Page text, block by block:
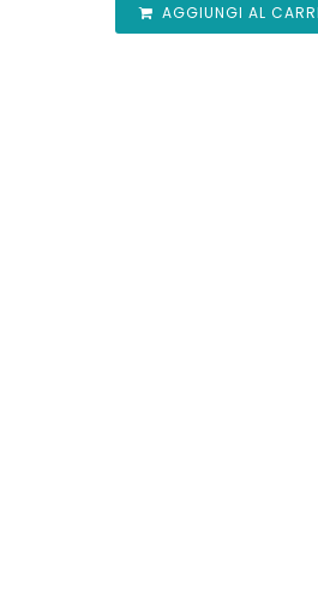
AGGIUNGI AL